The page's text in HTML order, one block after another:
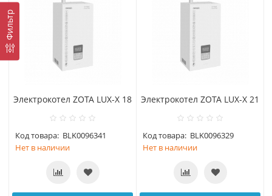
Фильтр
Электрокотел ZOTA LUX-X 18
Код товара: BLK0096341
Нет в наличии
Электрокотел ZOTA LUX-X 21
Код товара: BLK0096329
Нет в наличии